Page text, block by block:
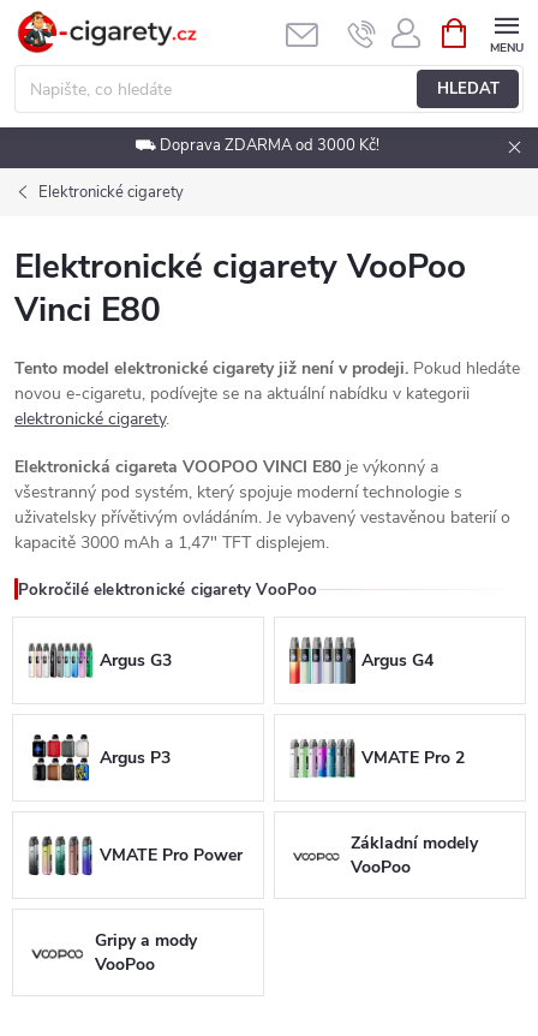
Přejít
obsah
HLEDAT
NÁKUPNÍ
KOŠÍK
⛟ Doprava ZDARMA od 3000 Kč!
Elektronické cigarety
Elektronické cigarety VooPoo
Vinci E80
Tento model elektronické cigarety již není v prodeji. Pokud hledáte
novou e-cigaretu, podívejte se na aktuální nabídku v kategorii
elektronické cigarety.
Elektronická cigareta VOOPOO VINCI E80 je výkonný a
všestranný pod systém, který spojuje moderní technologie s
uživatelsky přívětivým ovládáním. Je vybavený vestavěnou baterií o
kapacitě 3000 mAh a 1,47" TFT displejem.
Pokročilé elektronické cigarety VooPoo
Argus G3 Argus G4
Argus P3 VMATE Pro 2
VMATE Pro Power
Základní modely
VooPoo
Gripy a mody
VooPoo